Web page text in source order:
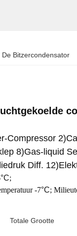
De Bitzercondensator
Compressor
8)Gas-liquid
Diff.
°C;
-7°C;
Totale Grootte